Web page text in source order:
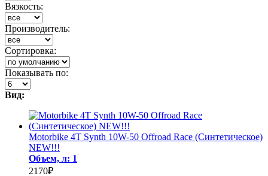
Вязкость:
Производитель:
Сортировка:
Показывать по:
Вид:
Motorbike 4T Synth 10W-50 Offroad Race (Cинтетическое)
NEW!!!
Объем, л: 1
2170₽